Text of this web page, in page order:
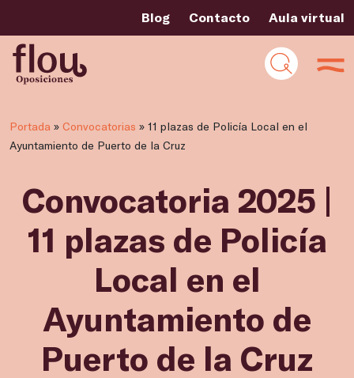
Blog Contacto Aula virtual
Portada » Convocatorias » 11 plazas de Policía Local en el
Ayuntamiento de Puerto de la Cruz
Convocatoria 2025 |
11 plazas de Policía
Local en el
Ayuntamiento de
Puerto de la Cruz